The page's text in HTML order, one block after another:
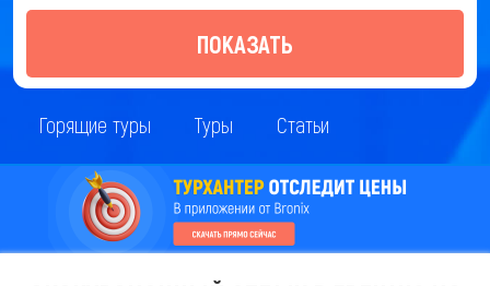
ПОКАЗАТЬ
Горящие туры Туры Статьи